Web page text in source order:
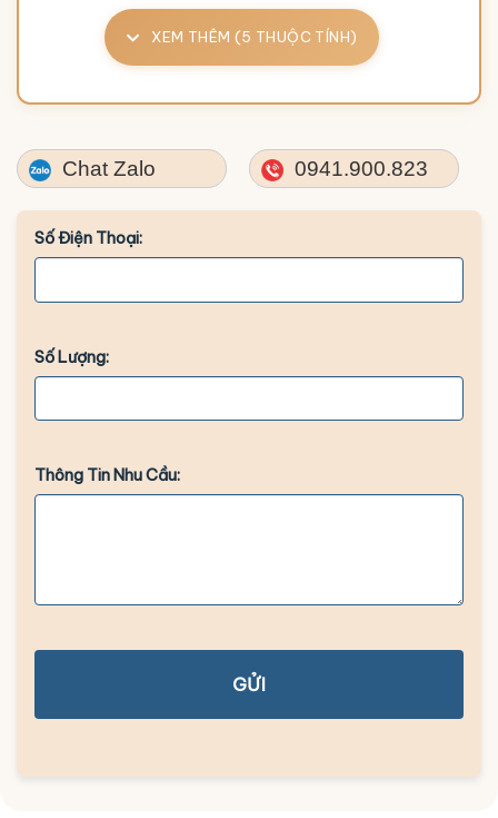
XEM THÊM (5 THUỘC TÍNH)
Chat Zalo 0941.900.823
Số Điện Thoại:
Số Lượng:
Thông Tin Nhu Cầu:
GỬI